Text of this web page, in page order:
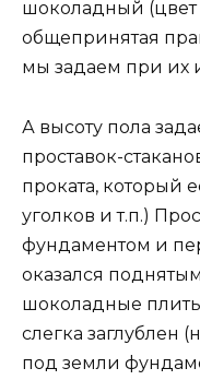
шоколадный (цвет
общепринятая
мы задаем при их
А высоту пола
проставок-
проката, который
уголков и т.п.)
фундаментом и
оказался
шоколадные
слегка заглублен
под земли